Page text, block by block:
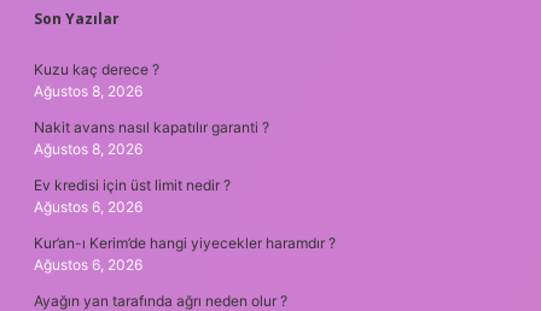
SIDEBAR
Son Yazılar
Kuzu kaç derece ?
Ağustos 8, 2026
Nakit avans nasıl kapatılır garanti ?
Ağustos 8, 2026
Ev kredisi için üst limit nedir ?
Ağustos 6, 2026
Kur’an-ı Kerim’de hangi yiyecekler haramdır ?
Ağustos 6, 2026
Ayağın yan tarafında ağrı neden olur ?